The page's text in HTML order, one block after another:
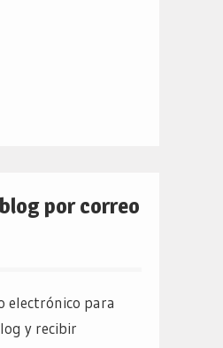
por correo
electrónico para
y recibir